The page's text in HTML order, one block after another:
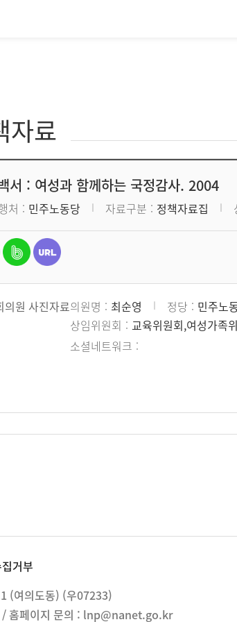
자료
서 : 여성과 함께하는 국정감사. 2004
처 민주노동당 자료구분 정책자료집
의원명 최순영 정당
민주노
상임위원회
교육위원회,여성가족
소셜네트워크
거부
(여의도동) (우07233)
홈페이지 문의 : lnp@nanet.go.kr